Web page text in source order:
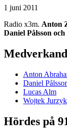
1 juni 2011
Radio x3m. Anton
Daniel Pålsson
Anton
Daniel
Lucas Alm
Wojtek Jurzyk
Hördes på